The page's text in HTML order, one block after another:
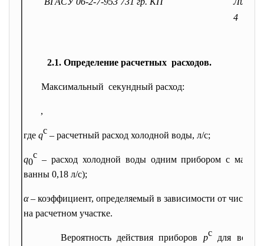
4
2.1. Определение расчетных расходов.
Максимальный секундный расход:
,
где qс – расчетный расход холодной воды, л/с;
q0
с – расход холодной воды одним прибором с
ванны 0,18 л/с);
α– коэффициент, определяемый в зависимости от числа
на расчетном участке.
Вероятность действия приборов рсдля всего